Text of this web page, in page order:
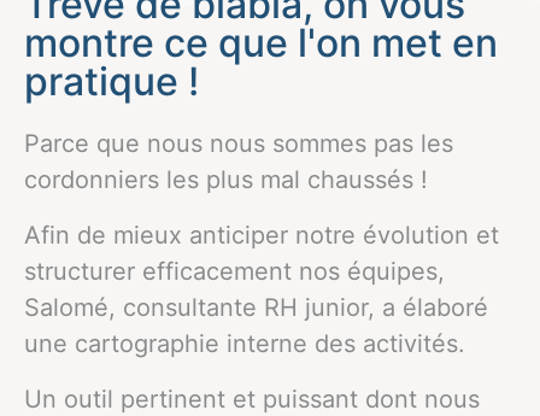
montre ce que l'on met en
pratique !
Parce que nous nous sommes pas les
cordonniers les plus mal chaussés !
Afin de mieux anticiper notre évolution et
structurer efficacement nos équipes,
Salomé, consultante RH junior, a élaboré
une cartographie interne des activités.
Un outil pertinent et puissant dont nous